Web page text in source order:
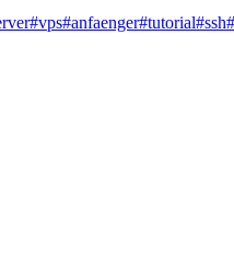
#vps#anfaenger#tutorial#ssh